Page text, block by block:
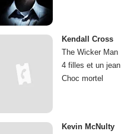
Kendall Cross
The Wicker Man
4 filles et un jean
Choc mortel
Kevin McNulty